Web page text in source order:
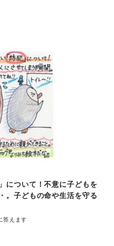
について！不意に子どもを
。子どもの命や生活を守る
答えます